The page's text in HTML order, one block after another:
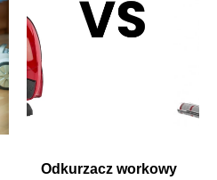
Odkurzacz workowy